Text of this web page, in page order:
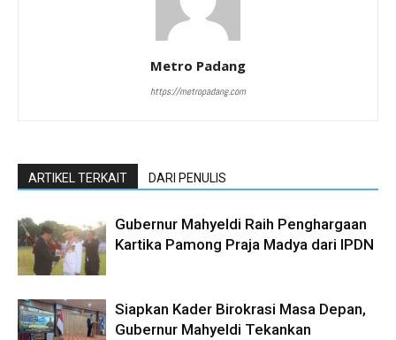
Metro Padang
https://metropadang.com
ARTIKEL TERKAIT DARI PENULIS
Gubernur Mahyeldi Raih Penghargaan
Kartika Pamong Praja Madya dari IPDN
Siapkan Kader Birokrasi Masa Depan,
Gubernur Mahyeldi Tekankan